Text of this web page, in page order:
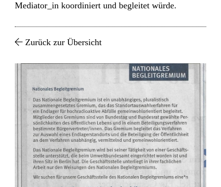
Mediator_in koordiniert und begleitet würde.
Zurück zur Übersicht